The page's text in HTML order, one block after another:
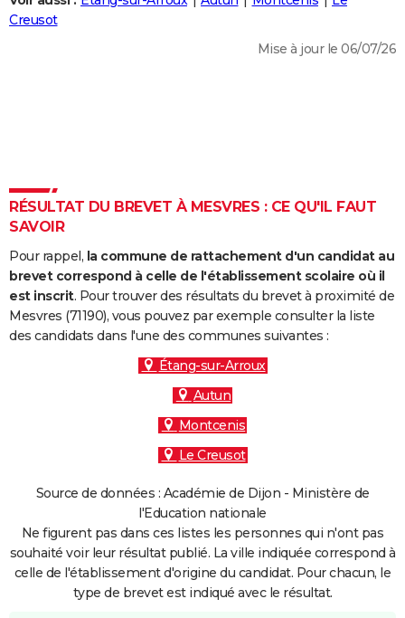
Destinations
City break
Voyage nature
Voyage de noces
Forum
Climat
+
PHOTO
Dictionnaire
Biographies
Citations
Expressions
Proverbes
PROGRAMME TV
S'inscrire
Se connecter
Lycées
Collèges
Primaires
Universités
Entreprises
Service militaire
Avis de recherche
AVIS DE DÉCÈS
FORUM
Creusot
Mise à jour le 06/07/26
RÉSULTAT DU BREVET À MESVRES : CE QU'IL FAUT
SAVOIR
Pour rappel, la commune de rattachement d'un candidat au
brevet correspond à celle de l'établissement scolaire où il
est inscrit. Pour trouver des résultats du brevet à proximité de
Mesvres (71190), vous pouvez par exemple consulter la liste
des candidats dans l'une des communes suivantes :
Étang-sur-Arroux
Autun
Montcenis
Le Creusot
Source de données : Académie de Dijon - Ministère de
l'Education nationale
Ne figurent pas dans ces listes les personnes qui n'ont pas
souhaité voir leur résultat publié. La ville indiquée correspond à
celle de l'établissement d'origine du candidat. Pour chacun, le
type de brevet est indiqué avec le résultat.